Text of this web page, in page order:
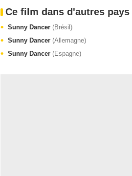
Ce film dans d'autres pays
Sunny Dancer (Brésil)
Sunny Dancer (Allemagne)
Sunny Dancer (Espagne)